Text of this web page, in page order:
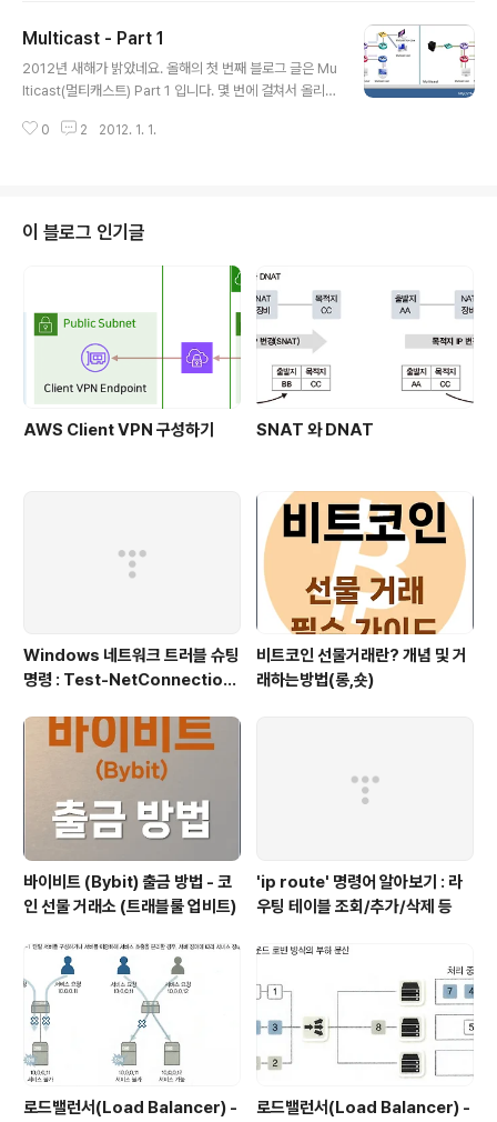
성공, 아니면 실패. ▷ 특징 1. Unicast Routing이 목적지
IP로 Routing을 하는 반면에, Multicast Routing은 출
발지 IP로 Routing. 2. RPF에 성공할 경우에만 데이터가
RPF..
Multicast - Part 1
2012년 새해가 밝았네요. 올해의 첫 번째 블로그 글은 Mu
lticast(멀티캐스트) Part 1 입니다. 몇 번에 걸쳐서 올리게
만 조금씩 천천히라도 정리해봅니다. ◎ Multicast 특징
한 대역폭 및 서버 Session 감소. - Broadcast 전송에
비해서 해당 서비스를 원하지 않는 사용자들의 장비에서의
부하량 감소 3. “Best Effort”로, Data 수신에 대한 신뢰
성을 보장하지는 않음. ◎ Multicast 주소 1. D Class :
2..
0 2 2012. 1. 1.
이 블로그 인기글
AWS Client VPN 구성하기 SNAT 와 DNAT
Windows 네트워크 트러블 슈팅
명령 : Test-NetConnection
비트코인 선물거래란? 개념 및 거
래하는방법(롱,숏)
바이비트 (Bybit) 출금 방법 - 코
인 선물 거래소 (트래블룰 업비트)
'ip route' 명령어 알아보기 : 라
우팅 테이블 조회/추가/삭제 등
로드밸런서(Load Balancer) - 로드밸런서(Load Balancer) -